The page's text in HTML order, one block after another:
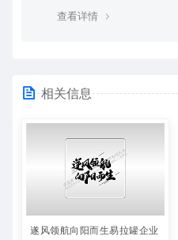
查看详情
相关信息
遂风领航向阳而生易拉罐企业